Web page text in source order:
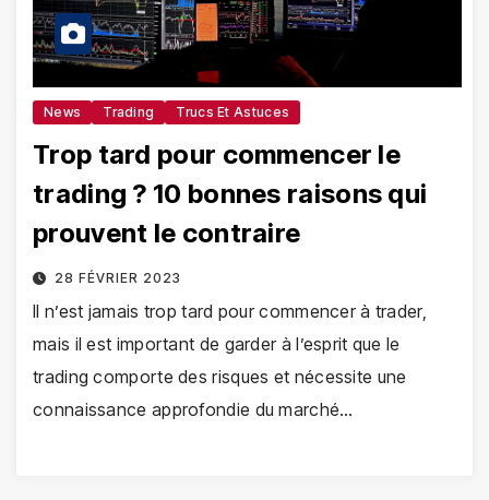
News Trading Trucs Et Astuces
Trop tard pour commencer le
trading ? 10 bonnes raisons qui
prouvent le contraire
28 FÉVRIER 2023
Il n’est jamais trop tard pour commencer à trader,
mais il est important de garder à l’esprit que le
trading comporte des risques et nécessite une
connaissance approfondie du marché…